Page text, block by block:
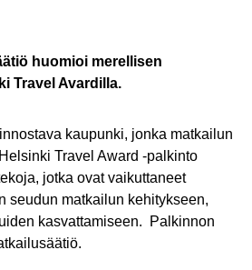
huomioi merellisen
Travel Avardilla.
kaupunki, jonka matkailun
Travel Award -palkinto
jotka ovat vaikuttaneet
seudun matkailun kehitykseen,
kasvattamiseen. Palkinnon